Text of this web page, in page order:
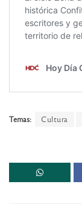
Temas: Cultura